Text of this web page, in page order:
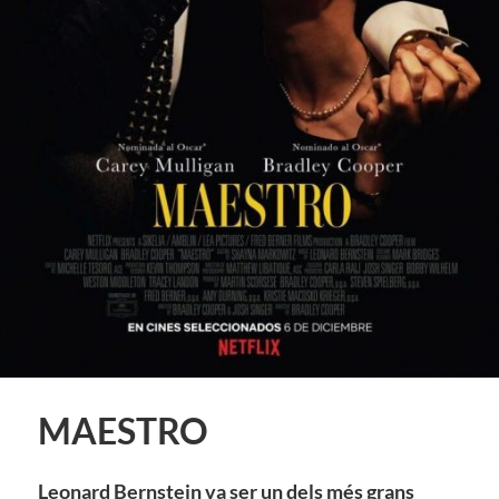
MAESTRO
Leonard Bernstein va ser un dels més grans